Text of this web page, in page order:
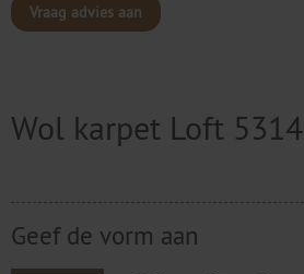
Vraag advies aan
Wol karpet Loft 5314
Geef de vorm aan